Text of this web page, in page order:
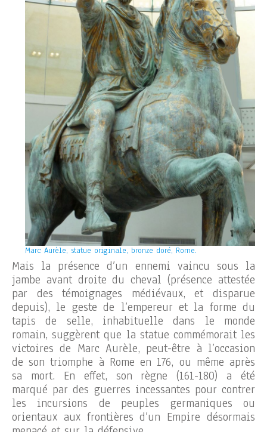
Marc Aurèle, statue originale, bronze doré, Rome.
Mais la présence d’un ennemi vaincu sous la
jambe avant droite du cheval (présence attestée
par des témoignages médiévaux, et disparue
depuis), le geste de l’empereur et la forme du
tapis de selle, inhabituelle dans le monde
romain, suggèrent que la statue commémorait les
victoires de Marc Aurèle, peut-être à l’occasion
de son triomphe à Rome en 176, ou même après
sa mort. En effet, son règne (161-180) a été
marqué par des guerres incessantes pour contrer
les incursions de peuples germaniques ou
orientaux aux frontières d’un Empire désormais